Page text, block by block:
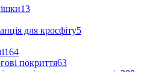
13
для кросфіту5
164
покриття63